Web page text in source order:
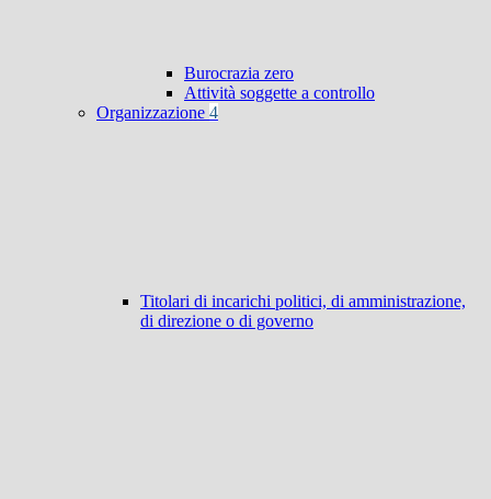
Burocrazia zero
Attività soggette a controllo
Organizzazione 4
Titolari di incarichi politici, di amministrazione,
di direzione o di governo